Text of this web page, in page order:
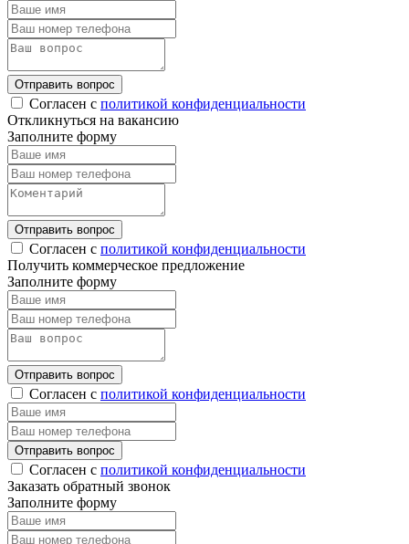
Отправить вопрос
Согласен с политикой конфиденциальности
Откликнуться на вакансию
Заполните форму
Отправить вопрос
Согласен с политикой конфиденциальности
Получить коммерческое предложение
Заполните форму
Отправить вопрос
Согласен с политикой конфиденциальности
Отправить вопрос
Согласен с политикой конфиденциальности
Заказать обратный звонок
Заполните форму